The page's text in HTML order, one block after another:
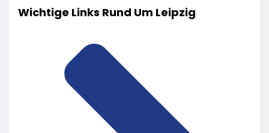
Wichtige Links Rund Um Leipzig